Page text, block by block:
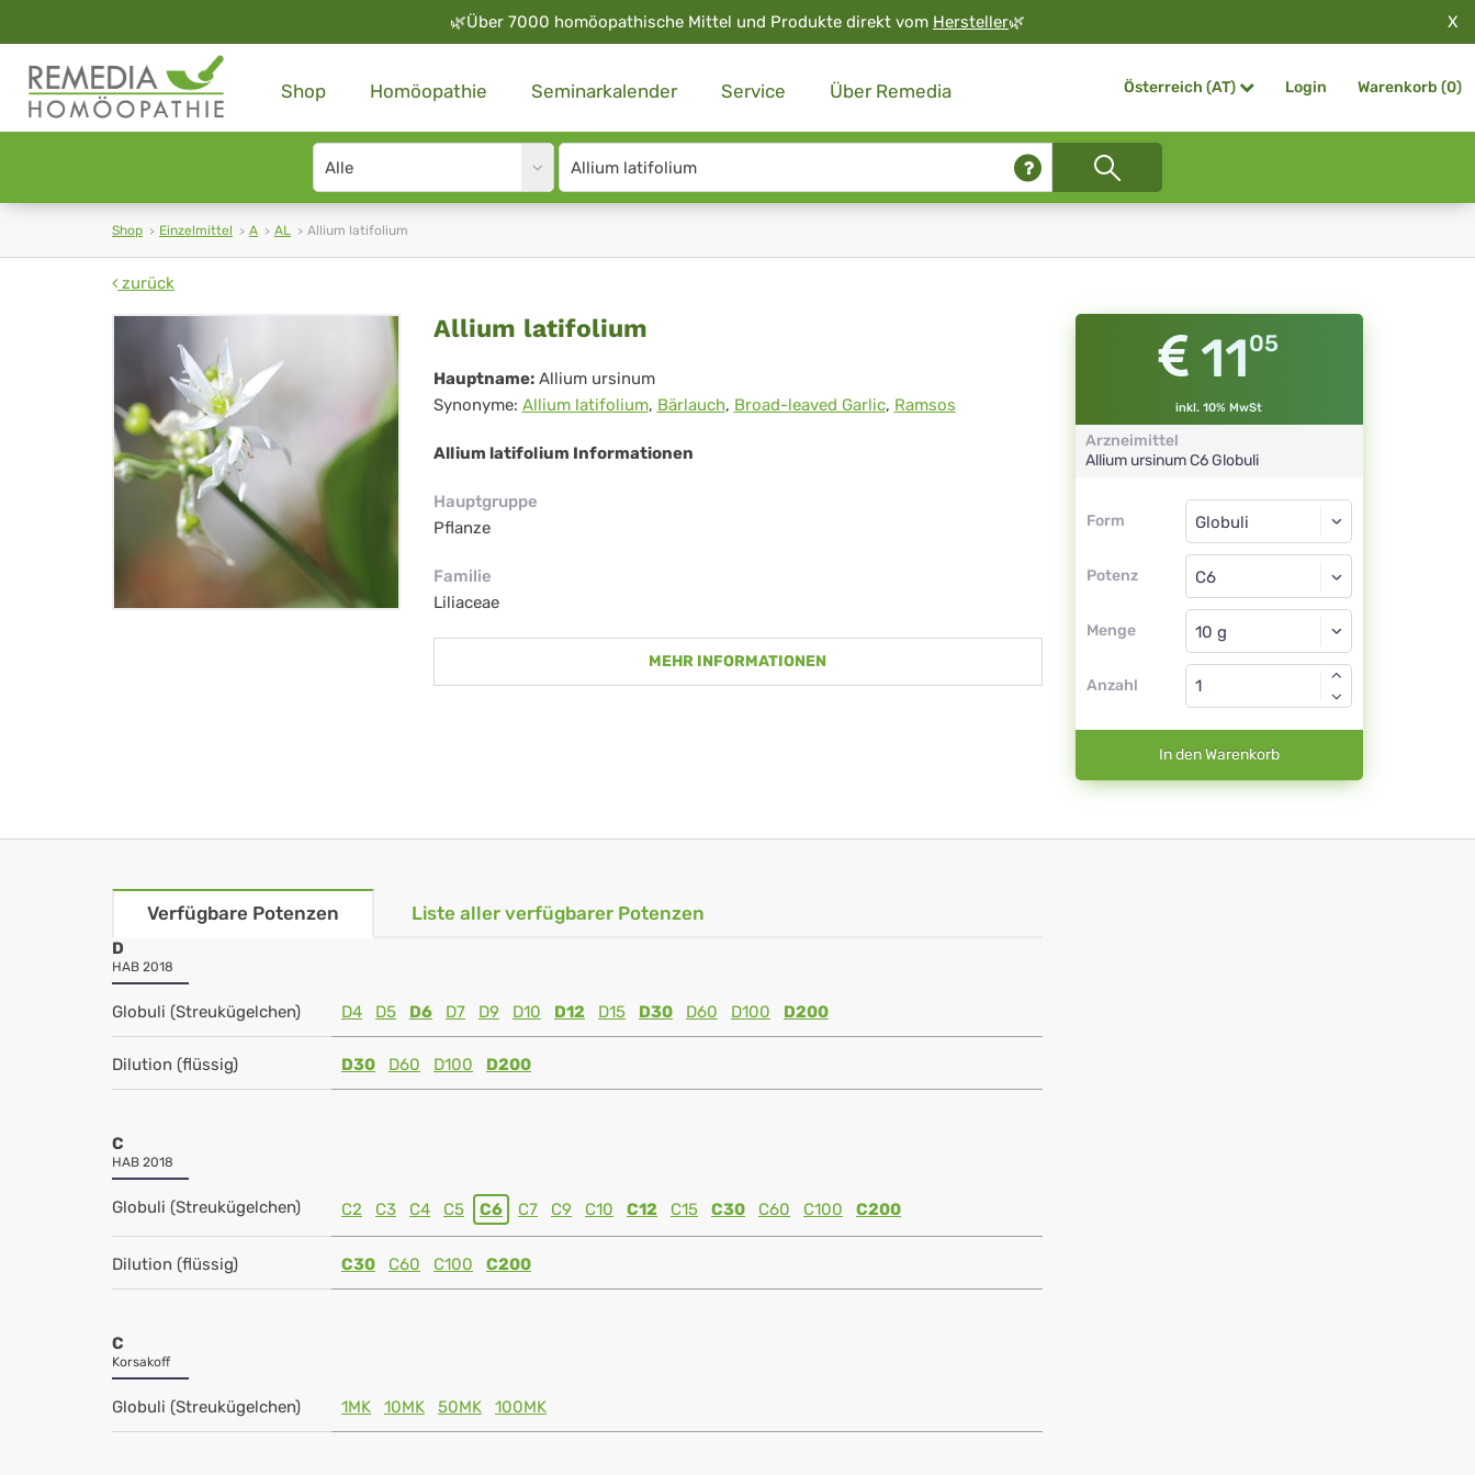
🌿Über 7000 homöopathische Mittel und Produkte direkt vom Hersteller🌿 X
Shop Homöopathie Seminarkalender Service Über Remedia Österreich (AT) Login Warenkorb (0)
Search
type
Site
search
Shop Einzelmittel A AL Allium latifolium
zurück
Allium
latifolium
Allium latifolium
Hauptname: Allium ursinum
Synonyme: Allium latifolium, Bärlauch, Broad-leaved Garlic, Ramsos
Allium latifolium Informationen
Hauptgruppe
Pflanze
Familie
Liliaceae
MEHR INFORMATIONEN
1105
inkl. 10% MwSt
Arzneimittel
Allium ursinumC6 Globuli
Form
Form
Potenz
Globuli
C6
Menge
Globuli
Anzahl
In den Warenkorb
Verfügbare Potenzen Liste aller verfügbarer Potenzen
D
HAB 2018
Globuli (Streukügelchen) D4 D5 D6 D7 D9 D10 D12 D15 D30 D60 D100 D200
Dilution (flüssig) D30 D60 D100 D200
C
HAB 2018
Globuli (Streukügelchen) C2 C3 C4 C5 C6 C7 C9 C10 C12 C15 C30 C60 C100 C200
Dilution (flüssig) C30 C60 C100 C200
C
Korsakoff
Globuli (Streukügelchen) 1MK 10MK 50MK 100MK